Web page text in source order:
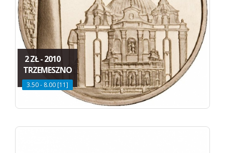
2 ZŁ - 2010
TRZEMESZNO
3.50 - 8.00 [11]